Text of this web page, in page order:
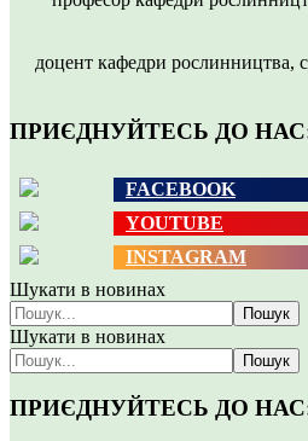
доцент кафедри рослинництва,
ПРИЄДНУЙТЕСЬ ДО
FACEBOOK
YOUTUBE
INSTAGRAM
Шукати в новинах
Пошук
Шукати в новинах
Пошук
ПРИЄДНУЙТЕСЬ ДО